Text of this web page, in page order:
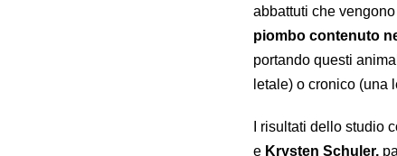
abbattuti che
piombo contenuto
portando questi
letale) o cronico (una
I risultati dello studio
e Krysten Schuler,